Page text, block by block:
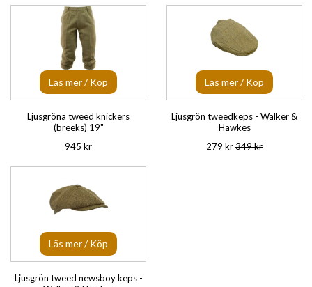
Läs mer / Köp
Ljusgröna tweed knickers
(breeks) 19"
945 kr
Läs mer / Köp
Ljusgrön tweedkeps - Walker &
Hawkes
279 kr349 kr
Läs mer / Köp
Ljusgrön tweed newsboy keps -